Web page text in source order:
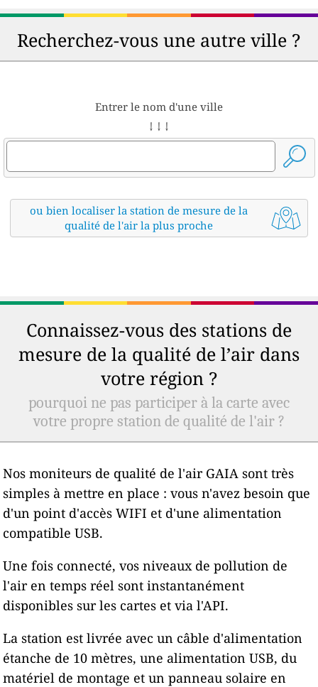
Recherchez-vous une autre ville ?
Entrer le nom d'une ville
↓ ↓ ↓
ou bien localiser la station de mesure de la
qualité de l'air la plus proche
Connaissez-vous des stations de
mesure de la qualité de l’air dans
votre région ?
pourquoi ne pas participer à la carte avec
votre propre station de qualité de l'air ?
Nos moniteurs de qualité de l'air GAIA sont très
simples à mettre en place : vous n'avez besoin que
d'un point d'accès WIFI et d'une alimentation
compatible USB.
Une fois connecté, vos niveaux de pollution de
l'air en temps réel sont instantanément
disponibles sur les cartes et via l'API.
La station est livrée avec un câble d'alimentation
étanche de 10 mètres, une alimentation USB, du
matériel de montage et un panneau solaire en